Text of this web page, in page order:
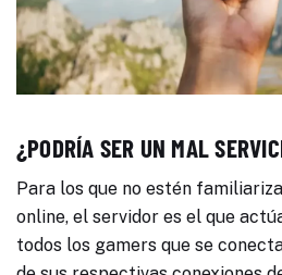
¿PODRÍA SER UN MAL
Para los que no estén
online, el servidor es el que
todos los gamers que se